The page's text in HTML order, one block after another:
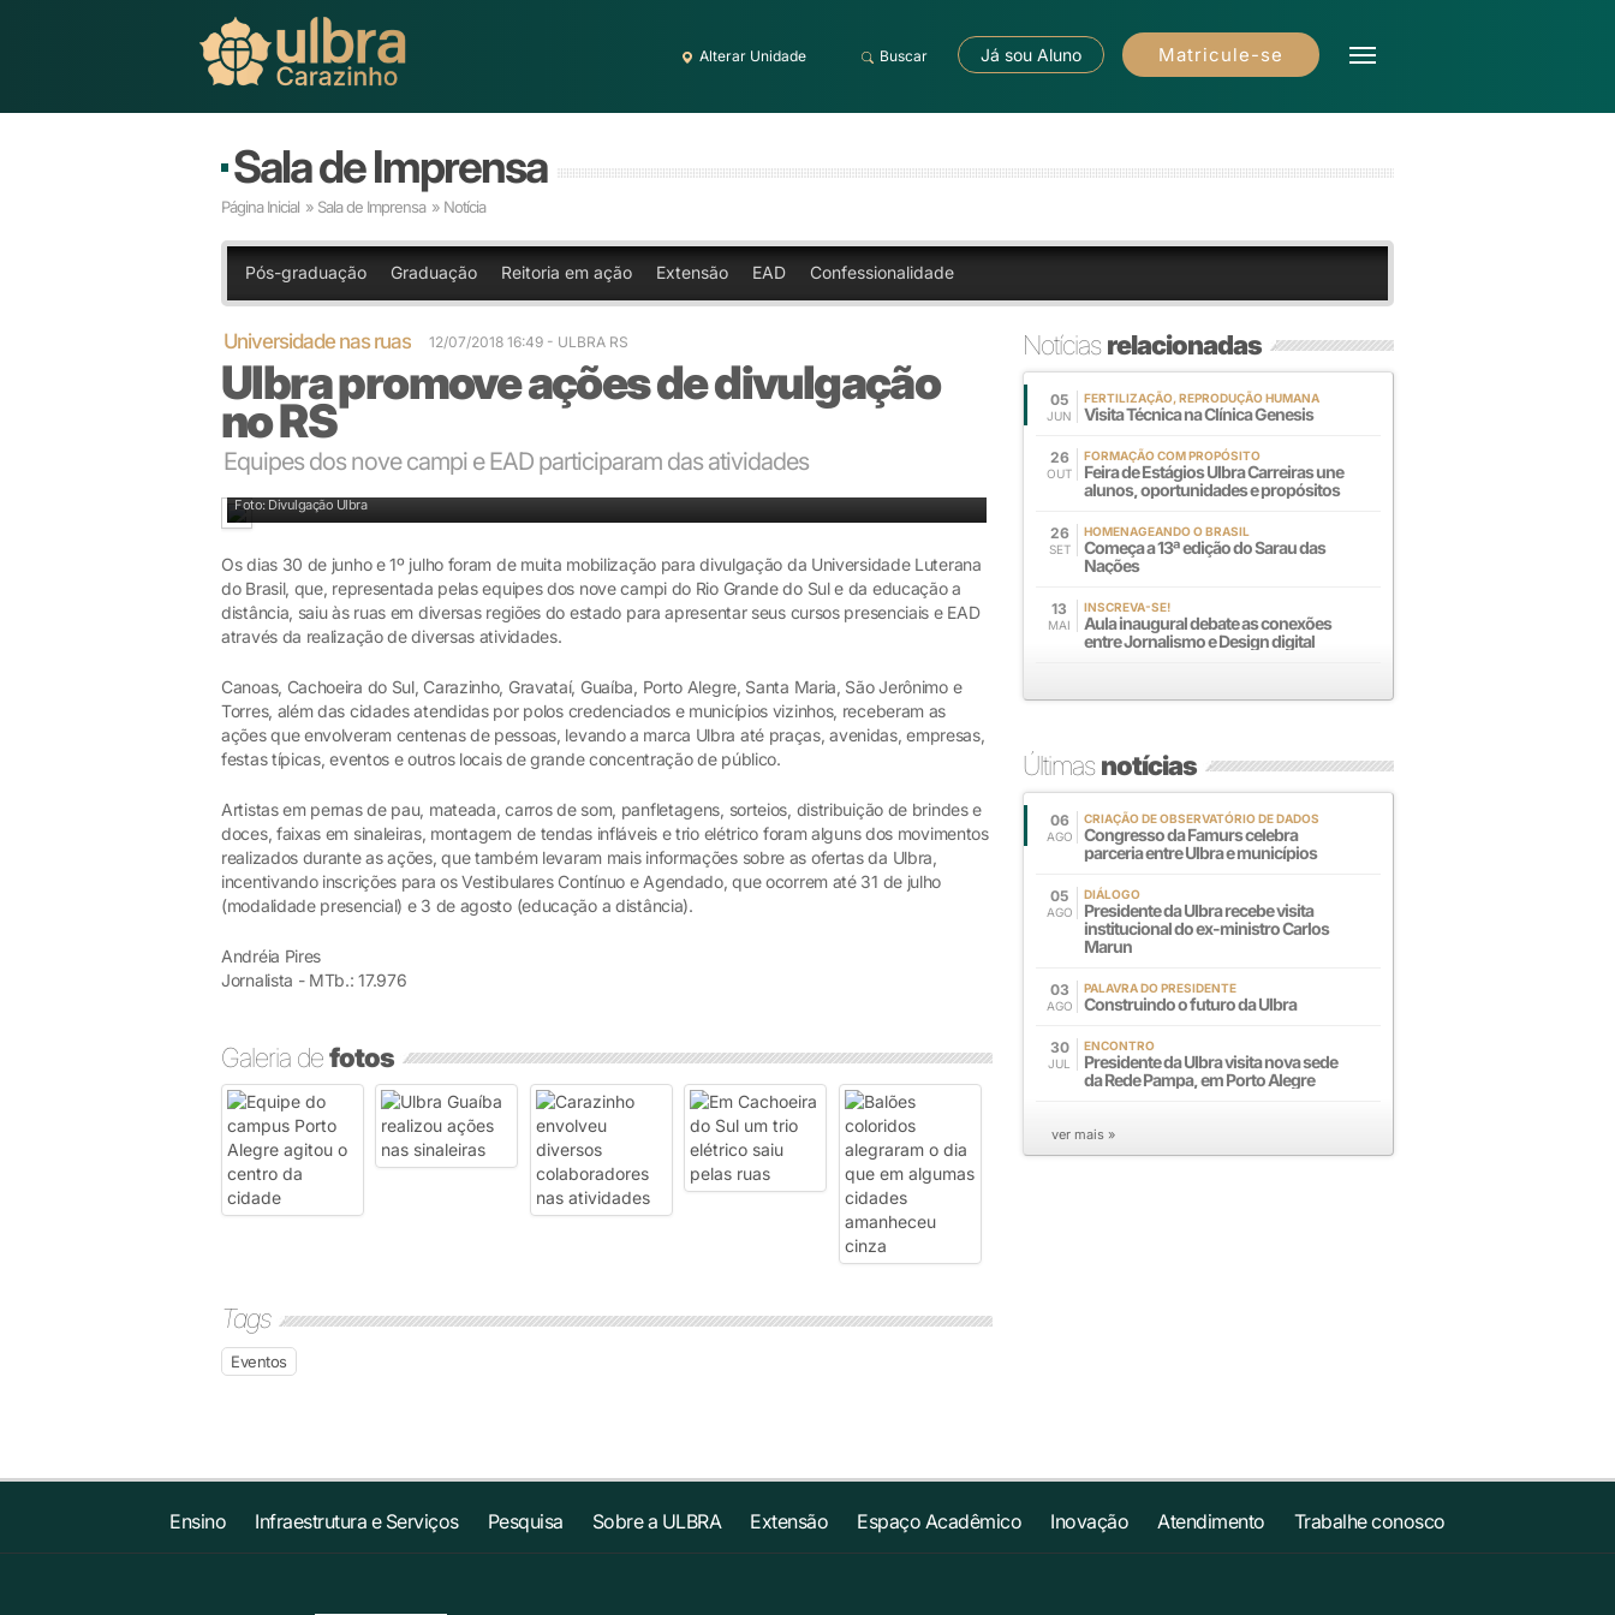
Alterar Unidade Buscar Já sou Aluno Matricule-se
Sala de Imprensa
Página Inicial » Sala de Imprensa » Notícia
Pós-graduação Graduação Reitoria em ação Extensão EAD Confessionalidade
Universidade nas ruas 12/07/2018 16:49 - ULBRA RS
Ulbra promove ações de divulgação
no RS
Equipes dos nove campi e EAD participaram das atividades
Foto: Divulgação Ulbra
Os dias 30 de junho e 1º julho foram de muita mobilização para divulgação da Universidade Luterana
do Brasil, que, representada pelas equipes dos nove campi do Rio Grande do Sul e da educação a
distância, saiu às ruas em diversas regiões do estado para apresentar seus cursos presenciais e EAD
através da realização de diversas atividades.
Canoas, Cachoeira do Sul, Carazinho, Gravataí, Guaíba, Porto Alegre, Santa Maria, São Jerônimo e
Torres, além das cidades atendidas por polos credenciados e municípios vizinhos, receberam as
ações que envolveram centenas de pessoas, levando a marca Ulbra até praças, avenidas, empresas,
festas típicas, eventos e outros locais de grande concentração de público.
Artistas em pernas de pau, mateada, carros de som, panfletagens, sorteios, distribuição de brindes e
doces, faixas em sinaleiras, montagem de tendas infláveis e trio elétrico foram alguns dos movimentos
realizados durante as ações, que também levaram mais informações sobre as ofertas da Ulbra,
incentivando inscrições para os Vestibulares Contínuo e Agendado, que ocorrem até 31 de julho
(modalidade presencial) e 3 de agosto (educação a distância).
Andréia Pires
Jornalista - MTb.: 17.976
Galeria defotos
Tags
Eventos
Notíciasrelacionadas
05
JUN
FERTILIZAÇÃO, REPRODUÇÃO HUMANA
Visita Técnica na Clínica Genesis
26
OUT
FORMAÇÃO COM PROPÓSITO
Feira de Estágios Ulbra Carreiras une
alunos, oportunidades e propósitos
26
SET
HOMENAGEANDO O BRASIL
Começa a 13ª edição do Sarau das
Nações
13
MAI
INSCREVA-SE!
Aula inaugural debate as conexões
entre Jornalismo e Design digital
Últimasnotícias
06
AGO
CRIAÇÃO DE OBSERVATÓRIO DE DADOS
Congresso da Famurs celebra
parceria entre Ulbra e municípios
05
AGO
DIÁLOGO
Presidente da Ulbra recebe visita
institucional do ex-ministro Carlos
Marun
03
AGO
PALAVRA DO PRESIDENTE
Construindo o futuro da Ulbra
30
JUL
ENCONTRO
Presidente da Ulbra visita nova sede
da Rede Pampa, em Porto Alegre
ver mais »
Ensino Infraestrutura e Serviços Pesquisa Sobre a ULBRA Extensão Espaço Acadêmico Inovação Atendimento Trabalhe conosco